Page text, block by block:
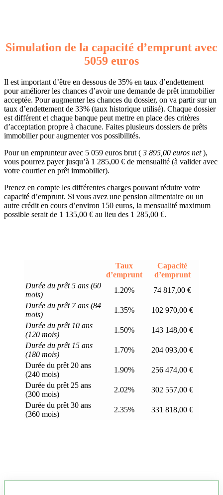
Simulation de la capacité d’emprunt avec
5059 euros
Il est important d’être en dessous de 35% en taux d’endettement
pour améliorer les chances d’avoir une demande de prêt immobilier
acceptée. Pour augmenter les chances du dossier, on va partir sur un
taux d’endettement de 33% (taux historique utilisé). Chaque dossier
est différent et chaque banque peut mettre en place des critères
d’acceptation propre à chacune. Faites plusieurs dossiers de prêts
immobilier pour augmenter vos possibilités.
Pour un emprunteur avec 5 059 euros brut ( 3 895,00 euros net),
vous pourrez payer jusqu’à 1 285,00 € de mensualité (à valider avec
votre courtier en prêt immobilier).
Prenez en compte les différentes charges pouvant réduire votre
capacité d’emprunt. Si vous avez une pension alimentaire ou un
autre crédit en cours d’environ 150 euros, la mensualité maximum
possible serait de 1 135,00 € au lieu des 1 285,00 €.
Taux
d’emprunt
Capacité
d’emprunt
Durée du prêt 5 ans (60
mois)
1.20%
74 817,00 €
Durée du prêt 7 ans (84
mois)
1.35%
102 970,00 €
Durée du prêt 10 ans
(120 mois)
1.50%
143 148,00 €
Durée du prêt 15 ans
(180 mois)
1.70%
204 093,00 €
Durée du prêt 20 ans
(240 mois)
1.90%
256 474,00 €
Durée du prêt 25 ans
(300 mois)
2.02%
302 557,00 €
Durée du prêt 30 ans
(360 mois)
2.35% 331 818,00 €